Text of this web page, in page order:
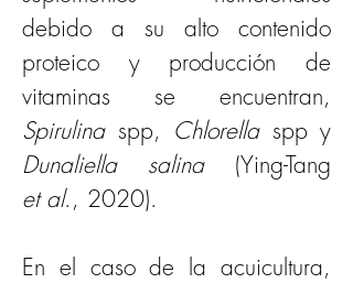
debido a su alto contenido
proteico y producción de
Spirulina spp, Chlorella
Dunaliella salina
et al., 2020).
En el caso de la acuicultura,